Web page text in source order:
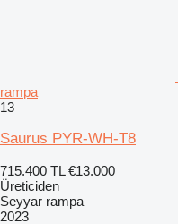
rampa
13
Saurus PYR-WH-T8
715.400 TL €13.000
Üreticiden
Seyyar rampa
2023